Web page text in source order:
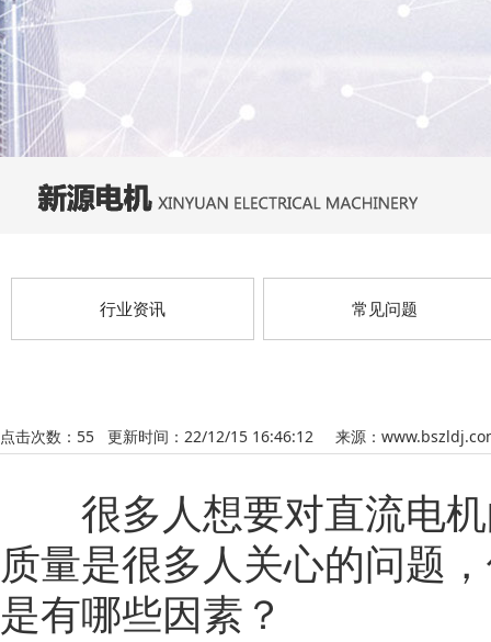
行业资讯 常见问题
点击次数： 55 更新时间：22/12/15 16:46:12 来源：
很多人想要对直流电机
质量是很多人关心的问题
是有哪些因素？